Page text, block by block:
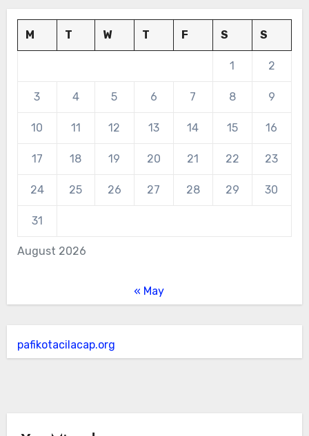
August 2026
M T W T F S S
1 2
3 4 5 6 7 8 9
10 11 12 13 14 15 16
17 18 19 20 21 22 23
24 25 26 27 28 29 30
31
« May
pafikotacilacap.org